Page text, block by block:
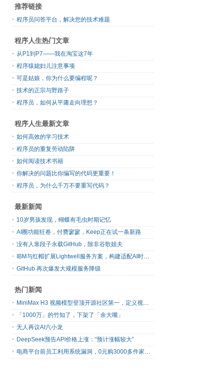
推荐链接
程序员问答平台，解决您的技术难题
程序人生热门文章
从P1到P7——我在淘宝这7年
程序猿媳妇儿注意事项
可是姑娘，你为什么要编程呢？
技术的正宗与野路子
程序员，如何从平庸走向理想？
程序人生最新文章
如何高效的学习技术
程序员的重复劳动陷阱
如何阅读技术书籍
你解决的问题比你编写的代码更重要！
程序员，为什么千万不要重写代码？
最新新闻
10岁男孩发现，蝴蝶有毛虫时期记忆
AI圈功能狂卷，付费寥寥，Keep正在试一条新路
没有人靠段子永载GitHub，除非谷歌姐夫
IBM与红帽扩展Lightwell服务方案，构建适配AI时代开源生态的可信基础设施
GitHub 再次爆发大规模服务降级
热门新闻
MiniMax H3 视频模型登顶开源社区第一，定义视频模型领域“斩杀线”
「1000万」的竹知了，下架了「余大嘴」
无人再议AI六小龙
DeepSeek预告API价格上涨：“预计涨幅较大”
电商平台前员工利用系统漏洞，0元购3000多件家电！